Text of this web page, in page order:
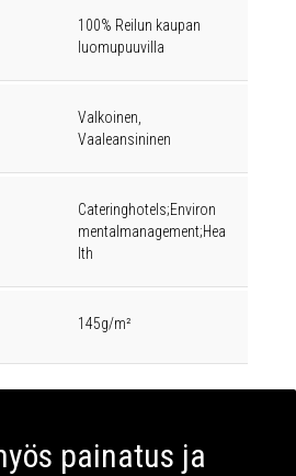
100% Reilun kaupan
luomupuuvilla
Valkoinen,
Vaaleansininen
Cateringhotels;Environ
mentalmanagement;Hea
lth
145g/m²
painatus ja